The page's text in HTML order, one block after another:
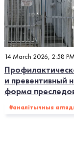
14 March 2026, 2:58 PM
и превентивный
форма
#аналітычныя